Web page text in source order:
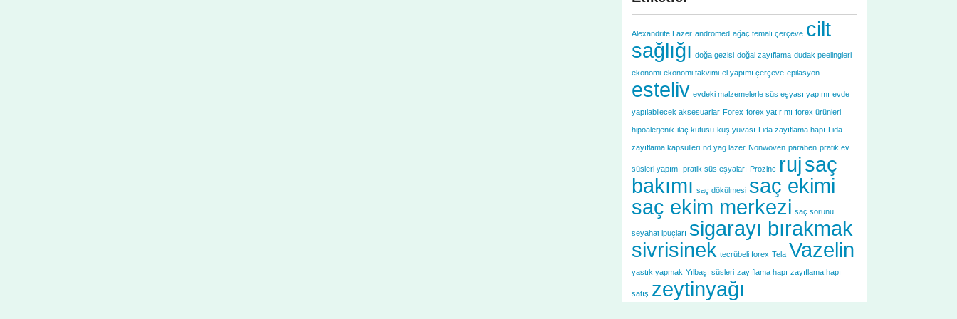
Alexandrite Lazer andromed ağaç temalı çerçeve cilt
sağlığı doğa gezisi doğal zayıflama dudak peelingleri
ekonomi ekonomi takvimi el yapımı çerçeve epilasyon
esteliv evdeki malzemelerle süs eşyası yapımı evde
yapılabilecek aksesuarlar Forex forex yatırımı forex ürünleri
hipoalerjenik ilaç kutusu kuş yuvası Lida zayıflama hapı Lida
zayıflama kapsülleri nd yag lazer Nonwoven paraben pratik ev
süsleri yapımı pratik süs eşyaları Prozinc rujsaç
bakımı saç dökülmesi saç ekimi
saç ekim merkezi saç sorunu
seyahat ipuçları sigarayı bırakmak
sivrisinek tecrübeli forex Tela Vazelin
yastık yapmak Yılbaşı süsleri zayıflama hapı zayıflama hapı
satış zeytinyağı